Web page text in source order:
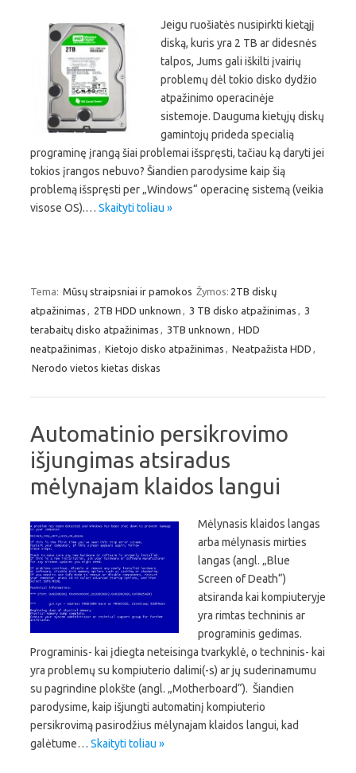
Jeigu ruošiatės nusipirkti kietąjį
diską, kuris yra 2 TB ar didesnės
talpos, Jums gali iškilti įvairių
problemų dėl tokio disko dydžio
atpažinimo operacinėje
sistemoje. Dauguma kietųjų diskų
gamintojų prideda specialią
programinę įrangą šiai problemai išspręsti, tačiau ką daryti jei
tokios įrangos nebuvo? Šiandien parodysime kaip šią
problemą išspręsti per „Windows“ operacinę sistemą (veikia
visose OS).… Skaityti toliau »
Tema: Mūsų straipsniai ir pamokos Žymos: 2TB diskų
atpažinimas
2TB HDD unknown 3 TB disko atpažinimas
3
terabaitų disko atpažinimas
3TB unknown
HDD
neatpažinimas
Kietojo disko atpažinimas Neatpažista HDD
Nerodo vietos kietas diskas
Automatinio persikrovimo
išjungimas atsiradus
mėlynajam klaidos langui
Mėlynasis klaidos langas
arba mėlynasis mirties
langas (angl. „Blue
Screen of Death“)
atsiranda kai kompiuteryje
yra rimtas techninis ar
programinis gedimas.
Programinis- kai įdiegta neteisinga tvarkyklė, o techninis- kai
yra problemų su kompiuterio dalimi(-s) ar jų suderinamumu
su pagrindine plokšte (angl. „Motherboard“). Šiandien
parodysime, kaip išjungti automatinį kompiuterio
persikrovimą pasirodžius mėlynajam klaidos langui, kad
galėtume… Skaityti toliau »